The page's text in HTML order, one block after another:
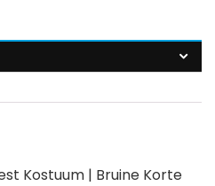
Kostuum | Bruine Korte